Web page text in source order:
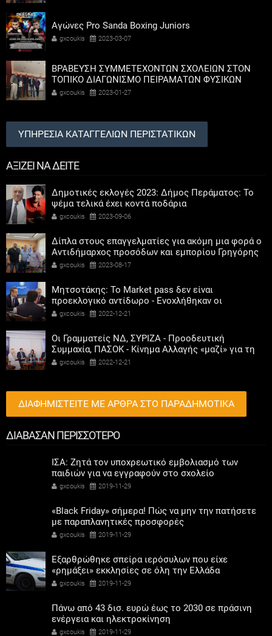
Αγώνες Pro Sanda Boxing Juniors
gxcoukis 2023-03-07
ΒΡΑΒΕΥΣΗ ΣΥΜΜΕΤΕΧΟΝΤΩΝ ΣΧΟΛΕΙΩΝ ΣΤΟΝ
ΤΟΠΙΚΟ ΔΙΑΓΩΝΙΣΜΟ ΠΕΙΡΑΜΑΤΩΝ ΦΥΣΙΚΩΝ
ΕΠΙΣΤΗΜΩΝ
gxcoukis 2023-01-27
ΥΠΗΡΕΣΙΑ ΚΑΤΑΓΓΕΛΙΩΝ ΠΕΡΙΣΤΑΤΙΚΩΝ
ΑΞΙΖΕΙ ΝΑ ΔΕΙΤΕ
Δημοτικές εκλογές 2023: Δήμος Περάματος: Το
ψέμα τελικά έχει κοντά ποδάρια
gxcoukis 2023-09-06
Δίπλα στους επαγγελματίες για ακόμη μια φορά ο
Αντιδήμαρχος προσόδων και εμπορίου Γρηγόρης
Καψοκόλης
gxcoukis 2023-08-17
Μητσοτάκης: Το Market pass δεν είναι
προεκλογικό αντίδωρο - Ενοχλήθηκαν οι
αριστεροί του χαβιαριού
gxcoukis 2022-12-21
Οι Γραμματείς ΝΔ, ΣΥΡΙΖΑ - Προοδευτική
Συμμαχία, ΠΑΣΟΚ - Κίνημα Αλλαγής «μαζί» για τη
συμμετοχή των γυναικών στην πολιτική
gxcoukis 2022-12-21
ΔΙΑΦΗΜΙΣΤΕΙΤΕ ΜΕ ΑΡΘΡΑ ΣΤΟ ΠΑΡΑΔΗΜΟΤΙΚΑ
ΔΙΑΒΑΣΑΝ ΠΕΡΙΣΣΟΤΕΡΟ
ΙΣΑ: Ζητά τον υποχρεωτικό εμβολιασμό των
παιδιών για να εγγραφούν στο σχολείο
gxcoukis 2019-11-29
«Black Friday» σήμερα! Πώς να μην την πατήσετε
με παραπλανητικές προσφορές
gxcoukis 2019-11-29
Εξαρθρώθηκε σπείρα ιερόσυλων που είχε
«ρημάξει» εκκλησίες σε όλη την Ελλάδα
gxcoukis 2019-11-29
Πάνω από 43 δισ. ευρώ έως το 2030 σε πράσινη
ενέργεια και ηλεκτροκίνηση
gxcoukis 2019-11-29